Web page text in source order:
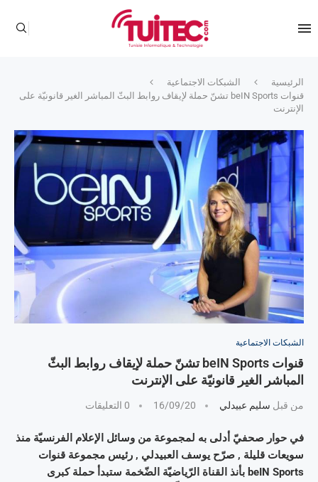
الرئيسية
الشبكات الاجتماعية
قنوات beIN Sports تشنّ حملة لإيقاف روابط البثّ المباشر الغير قانونيّة على
الإنترنت
الشبكات الاجتماعية
قنوات beIN Sports تشنّ حملة لإيقاف روابط البثّ
المباشر الغير قانونيّة على الإنترنت
من قبل سليم عبيدلي 16/09/20 0 التعليقات
في حوار صحفيّ أدلى به لمجموعة من وسائل الإعلام الفرنسيّة منذ
سويعات قليلة , صرّح يوسف العبيدلي , رئيس مجموعة قنوات
beIN Sports بأنذ القناة الرّياضيّة الضّخمة ستبدأ حملة كبرى